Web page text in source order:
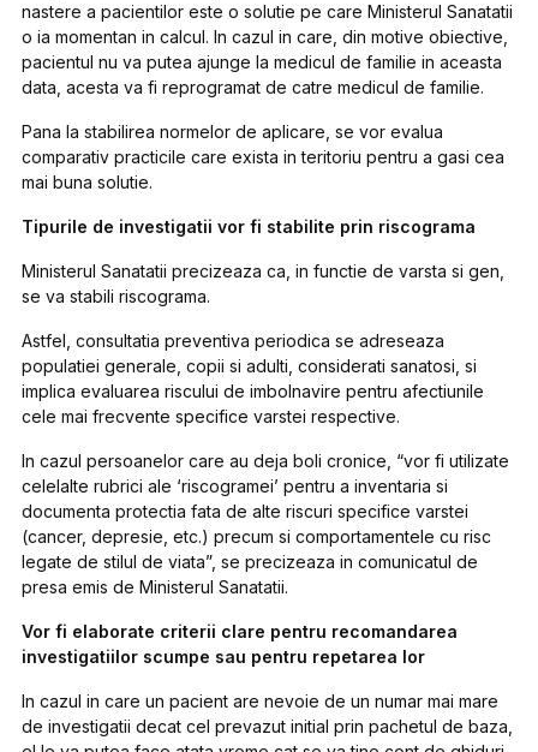
nastere a pacientilor este o solutie pe care Ministerul Sanatatii
o ia momentan in calcul. In cazul in care, din motive obiective,
pacientul nu va putea ajunge la medicul de familie in aceasta
data, acesta va fi reprogramat de catre medicul de familie.
Pana la stabilirea normelor de aplicare, se vor evalua
comparativ practicile care exista in teritoriu pentru a gasi cea
mai buna solutie.
Tipurile de investigatii vor fi stabilite prin riscograma
Ministerul Sanatatii precizeaza ca, in functie de varsta si gen,
se va stabili riscograma.
Astfel, consultatia preventiva periodica se adreseaza
populatiei generale, copii si adulti, considerati sanatosi, si
implica evaluarea riscului de imbolnavire pentru afectiunile
cele mai frecvente specifice varstei respective.
In cazul persoanelor care au deja boli cronice, “vor fi utilizate
celelalte rubrici ale ‘riscogramei’ pentru a inventaria si
documenta protectia fata de alte riscuri specifice varstei
(cancer, depresie, etc.) precum si comportamentele cu risc
legate de stilul de viata”, se precizeaza in comunicatul de
presa emis de Ministerul Sanatatii.
Vor fi elaborate criterii clare pentru recomandarea
investigatiilor scumpe sau pentru repetarea lor
In cazul in care un pacient are nevoie de un numar mai mare
de investigatii decat cel prevazut initial prin pachetul de baza,